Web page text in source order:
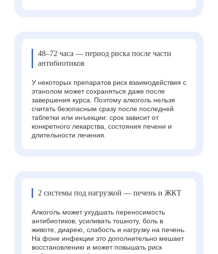
48–72 часа — период риска после части
антибиотиков
У некоторых препаратов риск взаимодействия с
этанолом может сохраняться даже после
завершения курса. Поэтому алкоголь нельзя
считать безопасным сразу после последней
таблетки или инъекции: срок зависит от
конкретного лекарства, состояния печени и
длительности лечения.
2 системы под нагрузкой — печень и ЖКТ
Алкоголь может ухудшать переносимость
антибиотиков, усиливать тошноту, боль в
животе, диарею, слабость и нагрузку на печень.
На фоне инфекции это дополнительно мешает
восстановлению и может повышать риск